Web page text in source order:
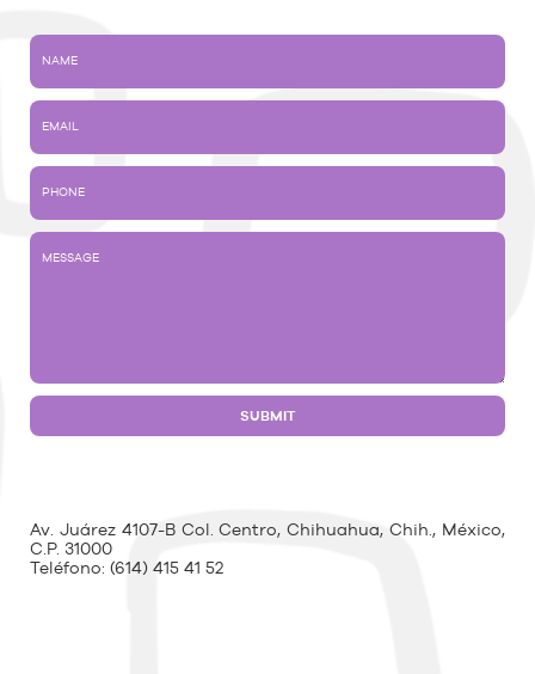
Av. Juárez 4107-B Col. Centro, Chihuahua, Chih., México,
C.P. 31000
Teléfono: (614) 415 41 52